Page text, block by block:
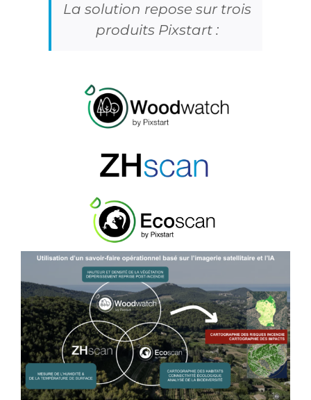
La solution repose sur trois
produits Pixstart :